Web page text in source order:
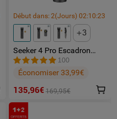
Début dans:2(Jours)02:10:23
3
Seeker 4 Pro Escadron
Fantôme lampe toeche
puissante
100
Économiser 33,99€
135,96€169,95€